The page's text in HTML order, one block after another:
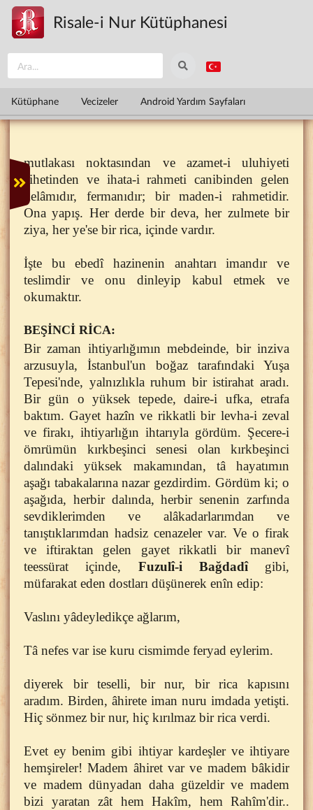
Ana içeriğe atla
Risale-i Nur Kütüphanesi
Kütüphane Vecizeler Android Yardım Sayfaları
mutlakası noktasından ve azamet-i uluhiyeti
cihetinden ve ihata-i rahmeti canibinden gelen
kelâmıdır, fermanıdır; bir maden-i rahmetidir.
Ona yapış. Her derde bir deva, her zulmete bir
ziya, her ye'se bir rica, içinde vardır.
İşte bu ebedî hazinenin anahtarı imandır ve
teslimdir ve onu dinleyip kabul etmek ve
okumaktır.
BEŞİNCİ RİCA:
Bir zaman ihtiyarlığımın mebdeinde, bir inziva
arzusuyla, İstanbul'un boğaz tarafındaki Yuşa
Tepesi'nde, yalnızlıkla ruhum bir istirahat aradı.
Bir gün o yüksek tepede, daire-i ufka, etrafa
baktım. Gayet hazîn ve rikkatli bir levha-i zeval
ve firakı, ihtiyarlığın ihtarıyla gördüm. Şecere-i
ömrümün kırkbeşinci senesi olan kırkbeşinci
dalındaki yüksek makamından, tâ hayatımın
aşağı tabakalarına nazar gezdirdim. Gördüm ki; o
aşağıda, herbir dalında, herbir senenin zarfında
sevdiklerimden ve alâkadarlarımdan ve
tanıştıklarımdan hadsiz cenazeler var. Ve o firak
ve iftiraktan gelen gayet rikkatli bir manevî
teessürat içinde, Fuzulî-i Bağdadîgibi,
müfarakat eden dostları düşünerek enîn edip:
Vaslını yâdeyledikçe ağlarım,
Tâ nefes var ise kuru cismimde feryad eylerim.
diyerek bir teselli, bir nur, bir rica kapısını
aradım. Birden, âhirete iman nuru imdada yetişti.
Hiç sönmez bir nur, hiç kırılmaz bir rica verdi.
Evet ey benim gibi ihtiyar kardeşler ve ihtiyare
hemşireler! Madem âhiret var ve madem bâkidir
ve madem dünyadan daha güzeldir ve madem
bizi yaratan zât hem Hakîm, hem Rahîm'dir..